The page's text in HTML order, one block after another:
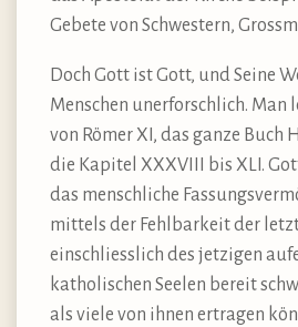
Gebete von Schwestern,
Doch Gott ist Gott, und Seine
Menschen unerforschlich. Man
von Römer XI, das ganze Buch
die Kapitel XXXVIII bis XLI.
das menschliche
mittels der Fehlbarkeit der
einschliesslich des jetzigen
katholischen Seelen bereit
als viele von ihnen ertragen